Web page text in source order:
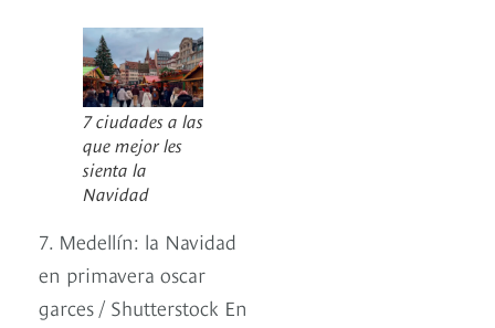
7 ciudades a las
que mejor les
sienta la
Navidad
7. Medellín: la Navidad
en primavera oscar
garces / Shutterstock En